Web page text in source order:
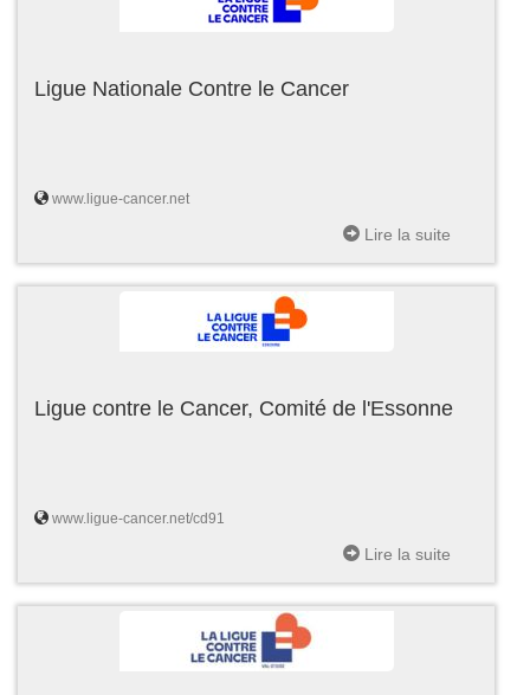
Ligue Nationale Contre le Cancer
www.ligue-cancer.net
Lire la suite
Ligue contre le Cancer, Comité de l'Essonne
www.ligue-cancer.net/cd91
Lire la suite